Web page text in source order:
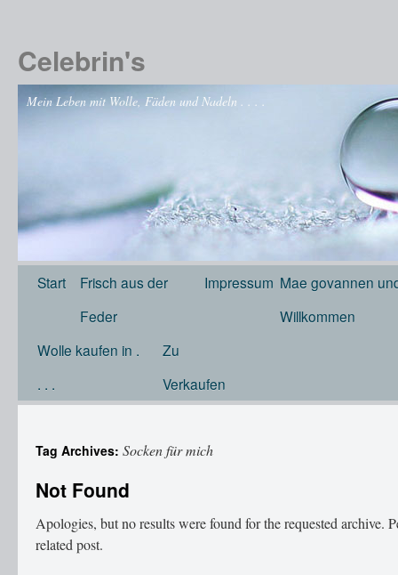
Celebrin's
Mein Leben mit Wolle, Fäden und Nadeln . . . .
Start
Frisch aus der
Feder
Impressum Mae govannen
Willkommen
Wolle kaufen in .
. . .
Zu
Verkaufen
Tag Archives: Socken für mich
Not Found
Apologies, but no results were found for the requested archive.
related post.